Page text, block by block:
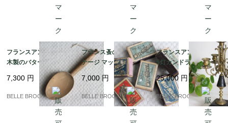
フランスアンティーク
木製のバタースコップ
（Pelle à beurre） 19
世紀〜20世紀初頭 蚤の
市｜フランス発送（到
着まで2-3週間）
7,300 円
BELLE BROCANTE
フランス蚤の市 ヴィン
テージ マッチ箱 6個セ
ット ドイツ・ベルギー
製 1920-50年代 アンテ
ィーク 蚤の市｜フラン
ス発送（到着まで2-3週
7,000円
BELLE BROCANTE
フランスアンティーク
5灯カンドラブラ 燭台
ナポレオン3世様式 真
鍮装飾 19世紀後半｜フ
ランス発送（到着まで2
-3週間）
25,000 円
BELLE BROCANTE